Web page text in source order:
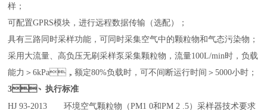
样；
可配置GPRS模块，进行远程数据传输（选配）；
具有三路同时采样功能，可同时采集空气中的颗粒物和气态污染物；
采用大流量、高负压无刷采样泵采集颗粒物，流量100L/min时，负载
能力＞6kPa，额定80%负载时，可不间断运行时间＞5000小时；
3、执行标准
HJ 93-2013
环境空气颗粒物（PM1 0和PM 2 .5）采样器技术要求